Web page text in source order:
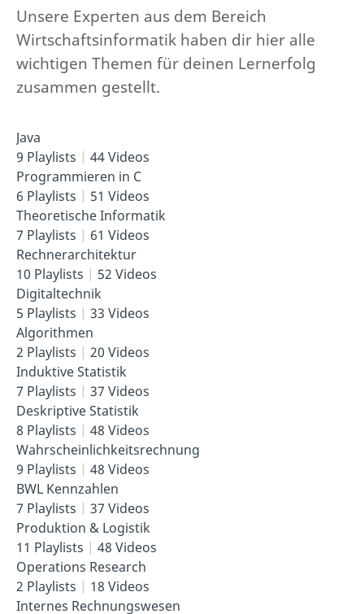
Unsere Experten aus dem Bereich
Wirtschaftsinformatik haben dir hier alle
wichtigen Themen für deinen Lernerfolg
zusammen gestellt.
Java
9 Playlists
44 Videos
Programmieren in C
6 Playlists
51 Videos
Theoretische Informatik
7 Playlists
61 Videos
Rechnerarchitektur
10 Playlists
52 Videos
Digitaltechnik
5 Playlists
33 Videos
Algorithmen
2 Playlists
20 Videos
Induktive Statistik
7 Playlists
37 Videos
Deskriptive Statistik
8 Playlists
48 Videos
Wahrscheinlichkeitsrechnung
9 Playlists
48 Videos
BWL Kennzahlen
7 Playlists
37 Videos
Produktion & Logistik
11 Playlists
48 Videos
Operations Research
2 Playlists
18 Videos
Internes Rechnungswesen